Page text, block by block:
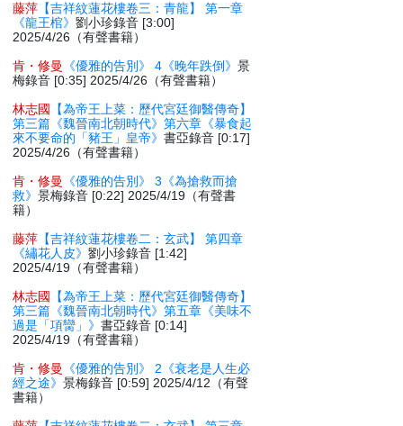
藤萍 【吉祥紋蓮花樓卷三：青龍】 第一章
《龍王棺》劉小珍錄音 [3:00]
2025/4/26（有聲書籍）
肯・修曼
《優雅的告別》 4《晚年跌倒》景
梅錄音 [0:35] 2025/4/26（有聲書籍）
林志國
【為帝王上菜：歷代宮廷御醫傳奇】
第三篇《魏晉南北朝時代》第六章《暴食起
來不要命的「豬王」皇帝》書亞錄音 [0:17]
2025/4/26（有聲書籍）
肯・修曼
《優雅的告別》 3《為搶救而搶
救》景梅錄音 [0:22] 2025/4/19（有聲書
籍）
藤萍 【吉祥紋蓮花樓卷二：玄武】 第四章
《繡花人皮》劉小珍錄音 [1:42]
2025/4/19（有聲書籍）
林志國
【為帝王上菜：歷代宮廷御醫傳奇】
第三篇《魏晉南北朝時代》第五章《美味不
過是「項臠」》書亞錄音 [0:14]
2025/4/19（有聲書籍）
肯・修曼
《優雅的告別》 2《衰老是人生必
經之途》景梅錄音 [0:59] 2025/4/12（有聲
書籍）